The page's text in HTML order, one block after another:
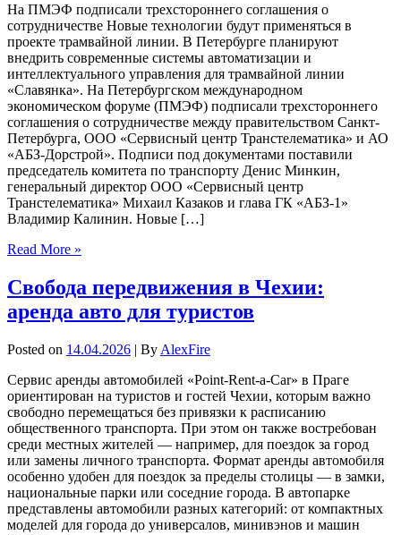
На ПМЭФ подписали трехстороннего соглашения о
сотрудничестве Новые технологии будут применяться в
проекте трамвайной линии. В Петербурге планируют
внедрить современные системы автоматизации и
интеллектуального управления для трамвайной линии
«Славянка». На Петербургском международном
экономическом форуме (ПМЭФ) подписали трехстороннего
соглашения о сотрудничестве между правительством Санкт-
Петербурга, ООО «Сервисный центр Транстелематика» и АО
«АБЗ-Дорстрой». Подписи под документами поставили
председатель комитета по транспорту Денис Минкин,
генеральный директор ООО «Сервисный центр
Транстелематика» Михаил Казаков и глава ГК «АБЗ-1»
Владимир Калинин. Новые […]
Read More »
Свобода передвижения в Чехии:
аренда авто для туристов
Posted on 14.04.2026 | By AlexFire
Сервис аренды автомобилей «Point-Rent-a-Car» в Праге
ориентирован на туристов и гостей Чехии, которым важно
свободно перемещаться без привязки к расписанию
общественного транспорта. При этом он также востребован
среди местных жителей — например, для поездок за город
или замены личного транспорта. Формат аренды автомобиля
особенно удобен для поездок за пределы столицы — в замки,
национальные парки или соседние города. В автопарке
представлены автомобили разных категорий: от компактных
моделей для города до универсалов, минивэнов и машин